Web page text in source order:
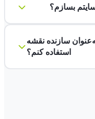
بسازم؟
سازنده نقشه
استفاده کنم؟